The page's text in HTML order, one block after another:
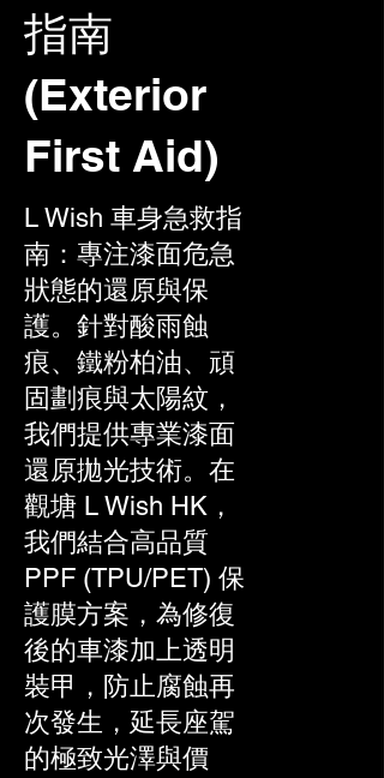
指南
(Exterior
First Aid)
L Wish 車身急救指
南：專注漆面危急
狀態的還原與保
護。針對酸雨蝕
痕、鐵粉柏油、頑
固劃痕與太陽紋，
我們提供專業漆面
還原拋光技術。在
觀塘 L Wish HK，
我們結合高品質
PPF (TPU/PET) 保
護膜方案，為修復
後的車漆加上透明
裝甲，防止腐蝕再
次發生，延長座駕
的極致光澤與價